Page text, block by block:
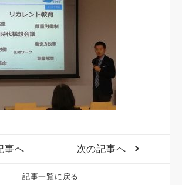
事へ 次の記事へ
記事一覧に戻る